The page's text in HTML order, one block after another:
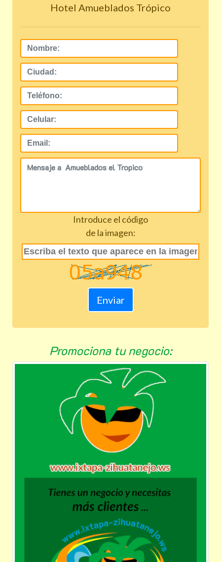
Hotel Amueblados Trópico
Introduce el código
de la imagen:
Promociona tu negocio: